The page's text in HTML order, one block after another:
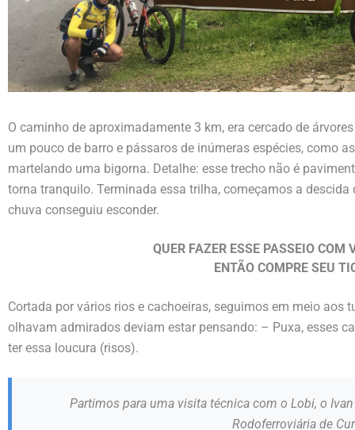
O caminho de aproximadamente 3 km, era cercado de
um pouco de barro e pássaros de inúmeras espécies, como
martelando uma bigorna. Detalhe: esse trecho não é
torna tranquilo. Terminada essa trilha, começamos a descida
chuva conseguiu esconder.
QUER FAZER ESSE PASSEIO COM
ENTÃO COMPRE SEU
Cortada por vários rios e cachoeiras, seguimos em meio aos
olhavam admirados deviam estar pensando: – Puxa, esses
ter essa loucura (risos).
Partimos para uma visita técnica com o Lobi, o
Rodoferroviária de